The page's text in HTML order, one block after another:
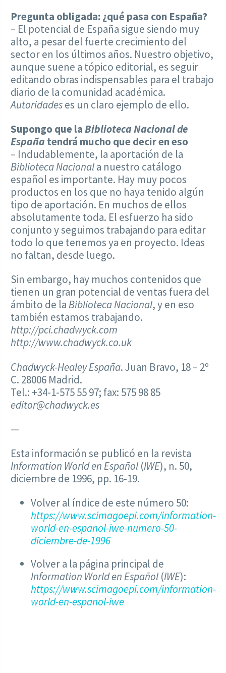
Pregunta obligada: ¿qué pasa con España?
– El potencial de España sigue siendo muy
alto, a pesar del fuerte crecimiento del
sector en los últimos años. Nuestro objetivo,
aunque suene a tópico editorial, es seguir
editando obras indispensables para el trabajo
diario de la comunidad académica.
Autoridadeses un claro ejemplo de ello.
Supongo que laBiblioteca Nacional de
Españatendrá mucho que decir en eso
– Indudablemente, la aportación de la
Biblioteca Nacionala nuestro catálogo
español es importante. Hay muy pocos
productos en los que no haya tenido algún
tipo de aportación. En muchos de ellos
absolutamente toda. El esfuerzo ha sido
conjunto y seguimos trabajando para editar
todo lo que tenemos ya en proyecto. Ideas
no faltan, desde luego.
Sin embargo, hay muchos contenidos que
tienen un gran potencial de ventas fuera del
ámbito de laBiblioteca Nacional, y en eso
también estamos trabajando.
http://pci.chadwyck.com
http://www.chadwyck.co.uk
Chadwyck-Healey España. Juan Bravo, 18 – 2º
C. 28006 Madrid.
Tel.: +34-1-575 55 97; fax: 575 98 85
editor@chadwyck.es
—
Esta información se publicó en la revista
Information World en Español (IWE), n. 50,
diciembre de 1996, pp. 16-19.
Volver al índice de este número 50:
https://www.scimagoepi.com/information-
world-en-espanol-iwe-numero-50-
diciembre-de-1996
Volver a la página principal de
Information World en Español (IWE):
https://www.scimagoepi.com/information-
world-en-espanol-iwe